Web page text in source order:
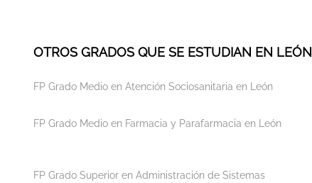
OTROS GRADOS QUE SE ESTUDIAN EN LEÓN
FP Grado Medio en Atención Sociosanitaria en León
FP Grado Medio en Farmacia y Parafarmacia en León
FP Grado Superior en Administración de Sistemas